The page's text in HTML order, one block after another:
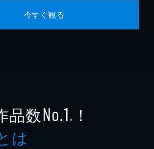
今すぐ観る
品数No.1 ※ ！
は